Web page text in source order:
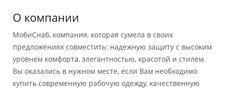
О компании
МобиСнаб, компания, которая сумела в своих
предложениях совместить: надежную защиту с высоким
уровнем комфорта, элегантностью, красотой и стилем.
Вы оказались в нужном месте, если Вам необходимо
купить современную рабочую одежду, качественную